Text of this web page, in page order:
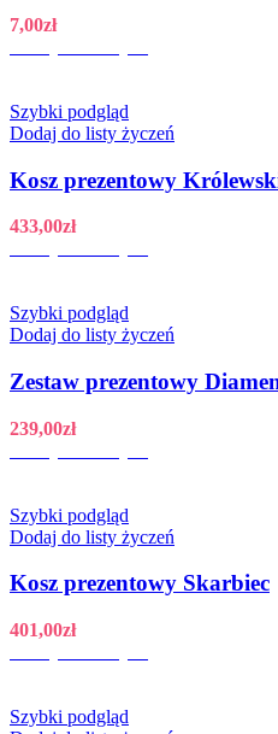
7,00zł
Szybki podgląd
Dodaj do listy życzeń
Kosz prezentowy
433,00zł
Szybki podgląd
Dodaj do listy życzeń
Zestaw prezentowy
239,00zł
Szybki podgląd
Dodaj do listy życzeń
Kosz prezentowy Skarbiec
401,00zł
Szybki podgląd